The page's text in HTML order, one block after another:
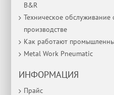
B&R
Техническое
производстве
Как работают
Metal Work Pneumatic
ИНФОРМАЦИЯ
Прайс